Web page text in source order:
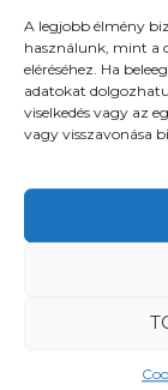
A legjobb élmény
használunk, mint a
eléréséhez. Ha
adatokat
viselkedés vagy az
vagy visszavonása
Várható
4-5 hét.